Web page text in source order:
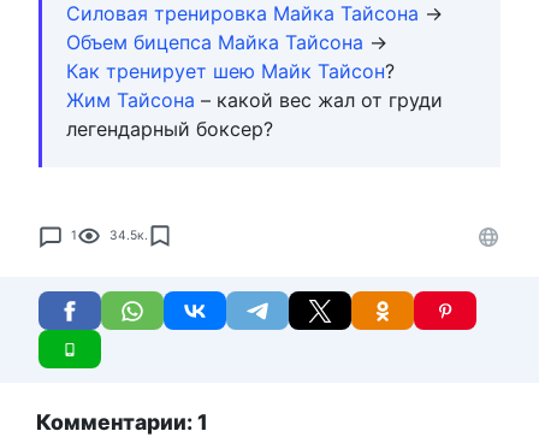
Силовая тренировка Майка Тайсона →
Объем бицепса Майка Тайсона →
Как тренирует шею Майк Тайсон?
Жим Тайсона – какой вес жал от груди
легендарный боксер?
1 34.5к.
Комментарии: 1